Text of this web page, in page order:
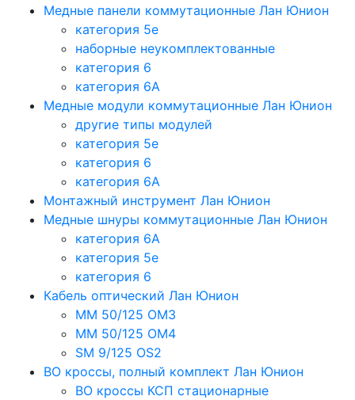
Медные панели коммутационные Лан Юнион
категория 5e
наборные неукомплектованные
категория 6
категория 6A
Медные модули коммутационные Лан Юнион
другие типы модулей
категория 5е
категория 6
категория 6A
Монтажный инструмент Лан Юнион
Медные шнуры коммутационные Лан Юнион
категория 6A
категория 5e
категория 6
Кабель оптический Лан Юнион
MM 50/125 OM3
MM 50/125 OM4
SM 9/125 OS2
ВО кроссы, полный комплект Лан Юнион
ВО кроссы КСП стационарные